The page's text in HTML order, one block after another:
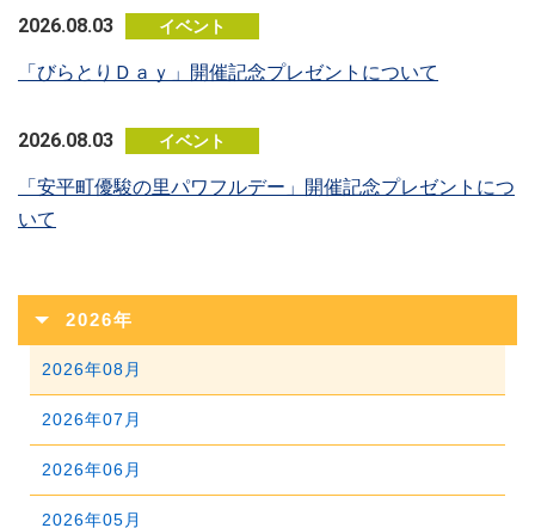
2026.08.03 イベント
「びらとりＤａｙ」開催記念プレゼントについて
2026.08.03 イベント
「安平町優駿の里パワフルデー」開催記念プレゼントにつ
いて
2026年
2026年08月
2026年07月
2026年06月
2026年05月